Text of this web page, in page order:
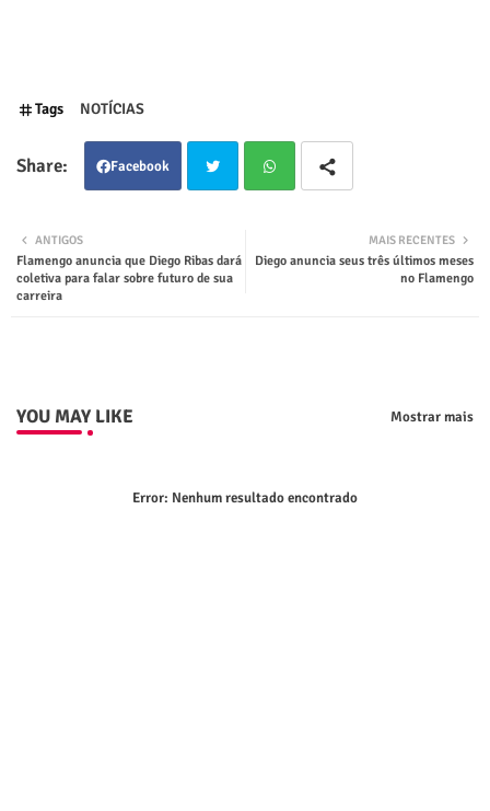
Tags NOTÍCIAS
Facebook
ter tsap
MAIS RECENTES
Diego anuncia seus três últimos meses
no Flamengo
ANTIGOS
Flamengo anuncia que Diego Ribas dará
coletiva para falar sobre futuro de sua
carreira
YOU MAY LIKE Mostrar mais
Error: Nenhum resultado encontrado